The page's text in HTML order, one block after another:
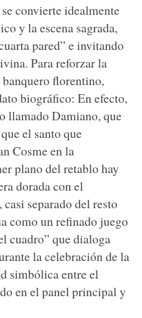
convierte idealmente
y la escena sagrada,
pared” e invitando
Para reforzar la
florentino,
biográfico: En efecto,
llamado Damiano, que
el santo que
Cosme en la
plano del retablo hay
dorada con el
separado del resto
como un refinado juego
cuadro” que dialoga
la celebración de la
simbólica entre el
en el panel principal y